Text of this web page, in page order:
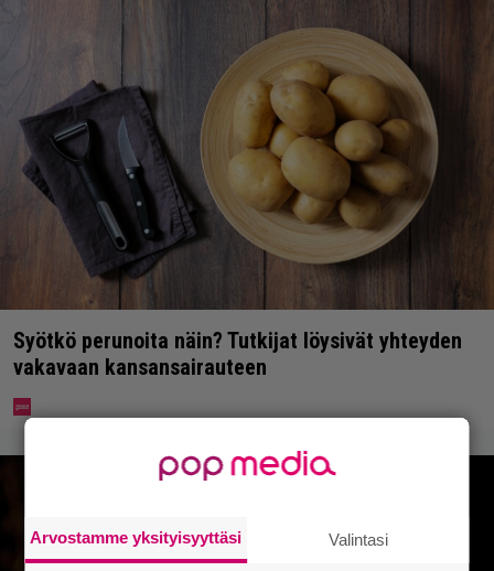
Syötkö perunoita näin? Tutkijat löysivät yhteyden
vakavaan kansansairauteen
Arvostamme yksityisyyttäsi Valintasi